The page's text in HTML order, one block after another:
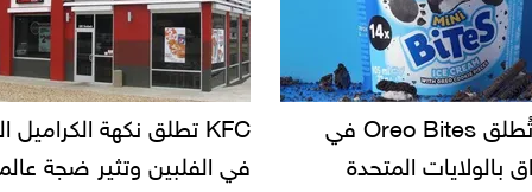
KFC تطلق نكهة الكراميل المملح
وتثير ضجة عالمية
دعوات للتحقيق في
سحب بعض ألبان